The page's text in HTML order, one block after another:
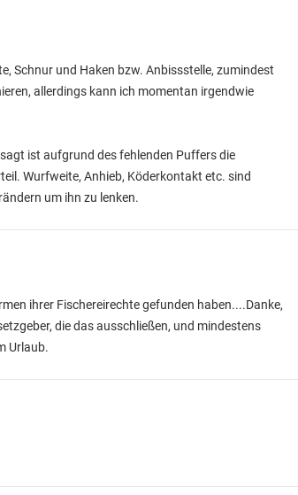
Schnur und Haken bzw. Anbissstelle, zumindest
allerdings kann ich momentan irgendwie
ist aufgrund des fehlenden Puffers die
Wurfweite, Anhieb, Köderkontakt etc. sind
um ihn zu lenken.
ihrer Fischereirechte gefunden haben....Danke,
die das ausschließen, und mindestens
Urlaub.